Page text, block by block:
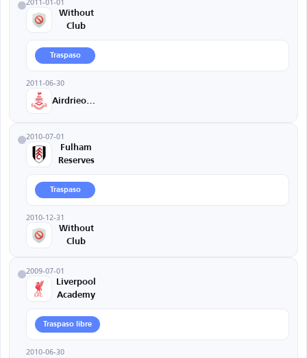
Without
Club
Traspaso
2011-06-30
2010-07-01
Fulham
Reserves
Traspaso
2010-12-31
Without
Club
2009-07-01
Liverpool
Academy
Traspaso libre
2010-06-30